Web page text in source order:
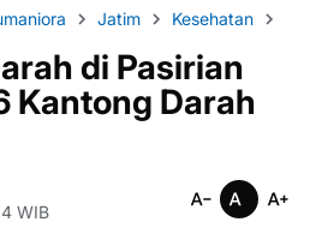
Jatim Kesehatan
di Pasirian
Kantong Darah
WIB